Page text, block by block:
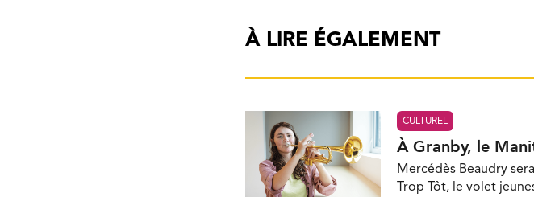
À LIRE ÉGALEMENT
CULTUREL
À Granby, le
Mercédès Beaudry
Trop Tôt, le volet